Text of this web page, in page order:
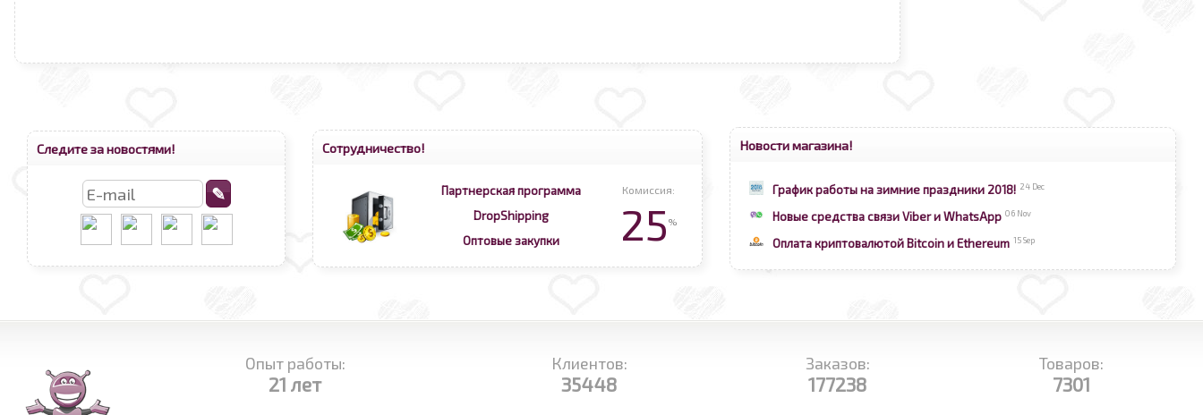
Следите за новостями! Сотрудничество!
Партнерская программа Комиссия:
25 %
DropShipping
Оптовые закупки
Новости магазина!
График работы на зимние праздники 2018! 24 Dec
Новые средства связи Viber и WhatsApp 06 Nov
Оплата криптовалютой Bitcoin и Ethereum 15 Sep
Опыт работы:
21 лет
Клиентов:
35448
Заказов:
177238
Товаров:
7301